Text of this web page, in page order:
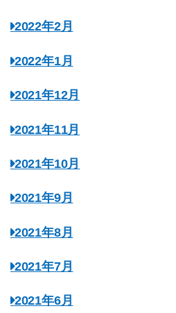
2022年2月
2022年1月
2021年12月
2021年11月
2021年10月
2021年9月
2021年8月
2021年7月
2021年6月